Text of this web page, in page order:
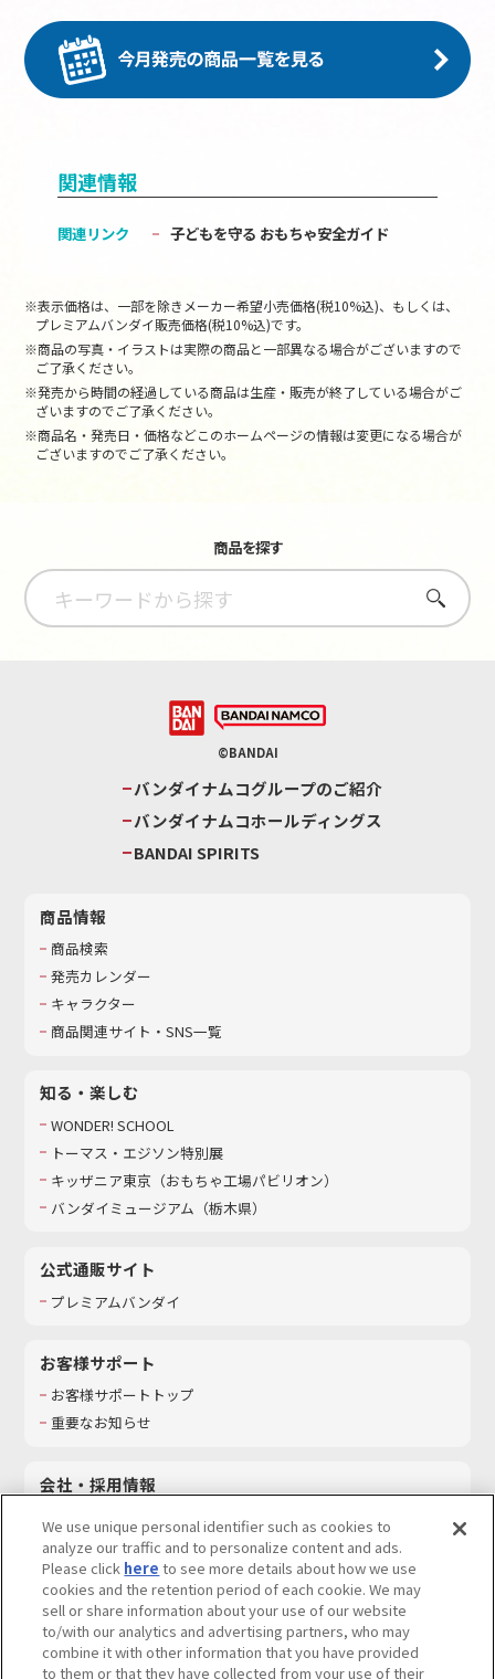
関連情報
関連リンク 子どもを守る おもちゃ安全ガイド
※表示価格は、一部を除きメーカー希望小売価格(税10%込)、もしくは、
プレミアムバンダイ販売価格(税10%込)です。
※商品の写真・イラストは実際の商品と一部異なる場合がございますので
ご了承ください。
※発売から時間の経過している商品は生産・販売が終了している場合がご
ざいますのでご了承ください。
※商品名・発売日・価格などこのホームページの情報は変更になる場合が
ございますのでご了承ください。
商品を探す
さがす
©BANDAI
バンダイナムコグループのご紹介
バンダイナムコホールディングス
BANDAI SPIRITS
商品情報
商品検索
発売カレンダー
キャラクター
商品関連サイト・SNS一覧
知る・楽しむ
WONDER! SCHOOL
トーマス・エジソン特別展
キッザニア東京（おもちゃ工場パビリオン）​
バンダイミュージアム（栃木県）
公式通販サイト
プレミアムバンダイ
お客様サポート
お客様サポートトップ
重要なお知らせ
会社・採用情報
採用情報
サステナビリティ
お問い合わせ
We use unique personal identifier such as cookies to
analyze our traffic and to personalize content and ads.
Please click here to see more details about how we use
cookies and the retention period of each cookie. We may
sell or share information about your use of our website
to/with our analytics and advertising partners, who may
combine it with other information that you have provided
to them or that they have collected from your use of their